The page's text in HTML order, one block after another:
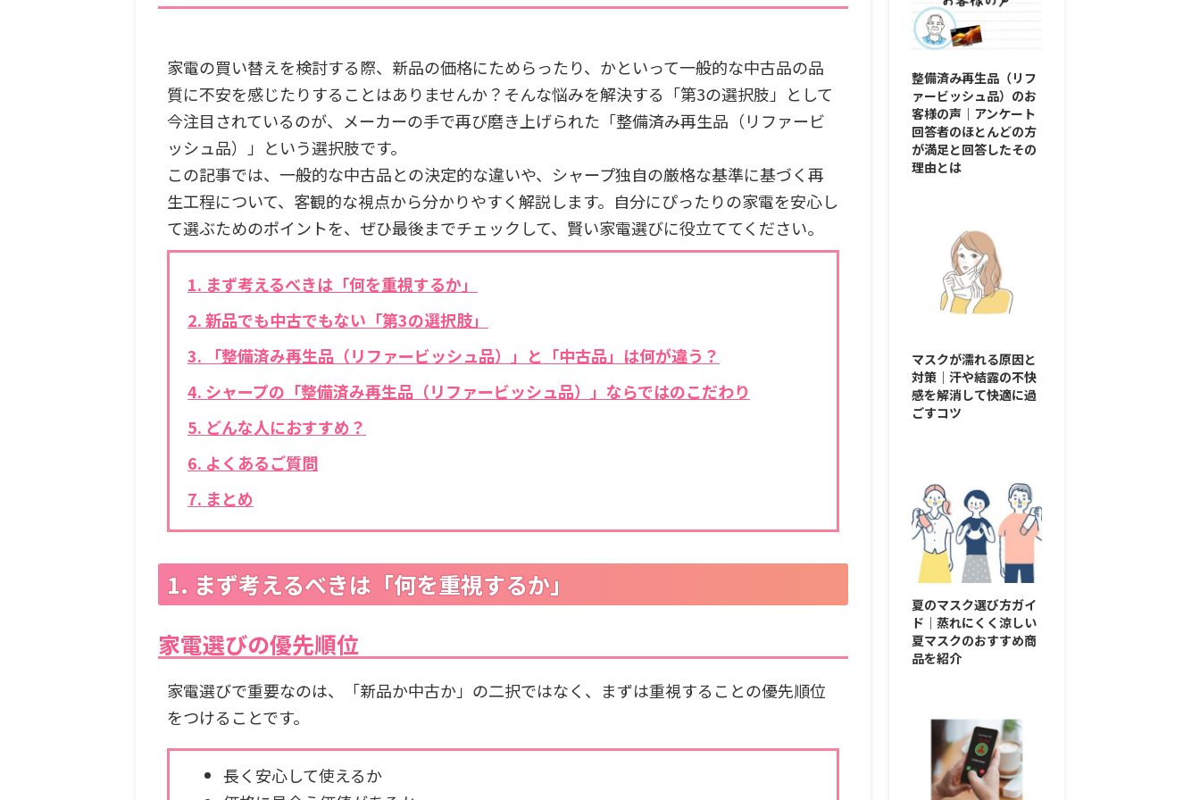
家電の買い替えを検討する際、新品の価格にためらったり、かといって一般的な中古品の品
質に不安を感じたりすることはありませんか？そんな悩みを解決する「第3の選択肢」として
今注目されているのが、メーカーの手で再び磨き上げられた「整備済み再生品（リファービ
ッシュ品）」という選択肢です。
この記事では、一般的な中古品との決定的な違いや、シャープ独自の厳格な基準に基づく再
生工程について、客観的な視点から分かりやすく解説します。自分にぴったりの家電を安心し
て選ぶためのポイントを、ぜひ最後までチェックして、賢い家電選びに役立ててください。
1. まず考えるべきは「何を重視するか」
2. 新品でも中古でもない「第3の選択肢」
3. 「整備済み再生品（リファービッシュ品）」と「中古品」は何が違う？
4. シャープの「整備済み再生品（リファービッシュ品）」ならではのこだわり
5. どんな人におすすめ？
6. よくあるご質問
7. まとめ
1. まず考えるべきは「何を重視するか」
家電選びの優先順位
家電選びで重要なのは、「新品か中古か」の二択ではなく、まずは重視することの優先順位
をつけることです。
長く安心して使えるか
整備済み再生品（リフ
ァービッシュ品）のお
客様の声｜アンケート
回答者のほとんどの方
が満足と回答したその
理由とは
マスクが濡れる原因と
対策｜汗や結露の不快
感を解消して快適に過
ごすコツ
夏のマスク選び方ガイ
ド｜蒸れにくく涼しい
夏マスクのおすすめ商
品を紹介